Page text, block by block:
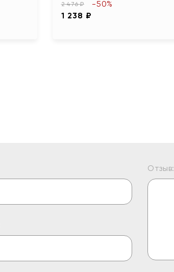
2 476 ₽
1 238 ₽
-50%
Отзыв: